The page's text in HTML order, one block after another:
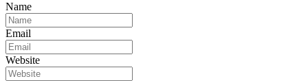
Name
Email
Website